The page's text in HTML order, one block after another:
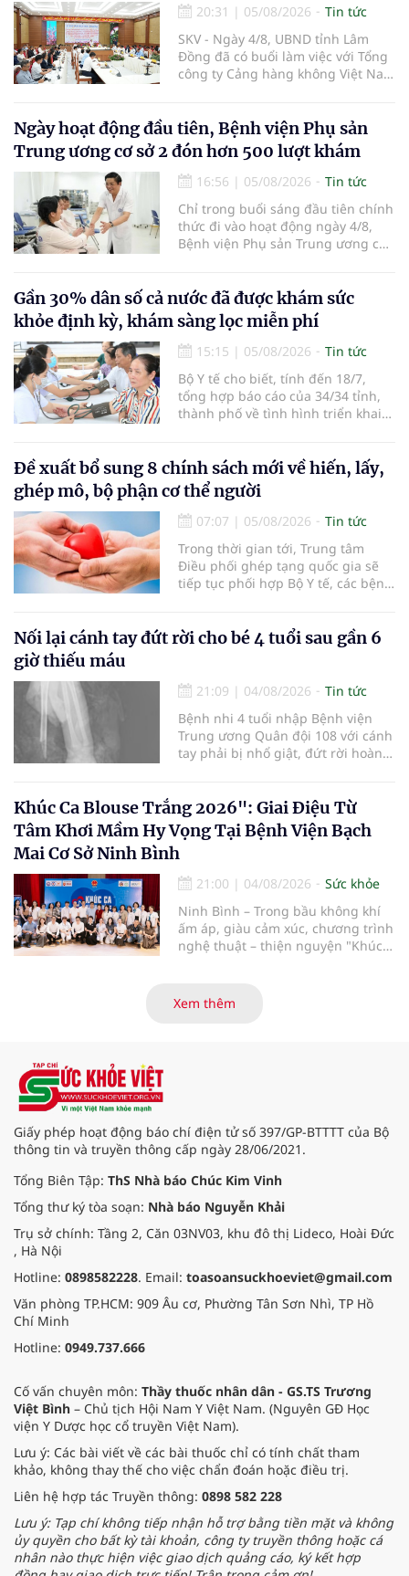
20:31 | 05/08/2026
Tin tức
SKV - Ngày 4/8, UBND tỉnh Lâm
Đồng đã có buổi làm việc với Tổng
công ty Cảng hàng không Việt Nam
tác giữa tỉnh Lâm Đồng và ACV
trong việc phục hồi hoạt động
hàng không, thúc đẩy mở mới các
đường bay nội địa và quốc tế.
Ngày hoạt động đầu tiên, Bệnh viện Phụ sản
Trung ương cơ sở 2 đón hơn 500 lượt khám
16:56 | 05/08/2026
Tin tức
Chỉ trong buổi sáng đầu tiên chính
thức đi vào hoạt động ngày 4/8,
Bệnh viện Phụ sản Trung ương cơ
em bé đầu tiên chào đời.
Gần 30% dân số cả nước đã được khám sức
khỏe định kỳ, khám sàng lọc miễn phí
15:15 | 05/08/2026
Tin tức
Bộ Y tế cho biết, tính đến 18/7,
tổng hợp báo cáo của 34/34 tỉnh,
thành phố về tình hình triển khai
nhận 32.286.360 người, chiếm gần
30% dân số cả nước đã được khám
sức khỏe định kỳ năm nay.
Đề xuất bổ sung 8 chính sách mới về hiến, lấy,
ghép mô, bộ phận cơ thể người
07:07 | 05/08/2026
Tin tức
Trong thời gian tới, Trung tâm
Điều phối ghép tạng quốc gia sẽ
tiếp tục phối hợp Bộ Y tế, các bệnh
cường truyền thông, hoàn thiện
quy trình chuyên môn và hệ thống
hiến và ghép mô tạng.
Nối lại cánh tay đứt rời cho bé 4 tuổi sau gần 6
giờ thiếu máu
21:09 | 04/08/2026
Tin tức
Bệnh nhi 4 tuổi nhập Bệnh viện
Trung ương Quân đội 108 với cánh
tay phải bị nhổ giật, đứt rời hoàn
thương nặng và thời gian thiếu
máu kéo dài, các bác sĩ đã tái lập
tuần hoàn thành công sau ca vi
phẫu kéo dài 3 giờ.
Khúc Ca Blouse Trắng 2026": Giai Điệu Từ
Tâm Khơi Mầm Hy Vọng Tại Bệnh Viện Bạch
Mai Cơ Sở Ninh Bình
21:00 | 04/08/2026
Sức khỏe
Ninh Bình – Trong bầu không khí
ấm áp, giàu cảm xúc, chương trình
nghệ thuật – thiện nguyện "Khúc
điểm dừng chân đầu tiên tại Bệnh
viện Bạch Mai cơ sở Ninh Bình.
Xem thêm
Giấy phép hoạt động báo chí điện tử số 397/GP-BTTTT của Bộ
thông tin và truyền thông cấp ngày 28/06/2021.
Tổng Biên Tập: ThS Nhà báo Chúc Kim Vinh
Tổng thư ký tòa soạn: Nhà báo Nguyễn Khải
Trụ sở chính: Tầng 2, Căn 03NV03, khu đô thị Lideco, Hoài Đức
, Hà Nội
Hotline: 0898582228. Email: toasoansuckhoeviet@gmail.com
Văn phòng TP.HCM: 909 Âu cơ, Phường Tân Sơn Nhì, TP Hồ
Chí Minh
Hotline: 0949.737.666
Cố vấn chuyên môn: Thầy thuốc nhân dân - GS.TS Trương
Việt Bình – Chủ tịch Hội Nam Y Việt Nam. (Nguyên GĐ Học
viện Y Dược học cổ truyền Việt Nam).
Lưu ý: Các bài viết về các bài thuốc chỉ có tính chất tham
khảo, không thay thế cho việc chẩn đoán hoặc điều trị.
Liên hệ hợp tác Truyền thông: 0898 582 228
Lưu ý: Tạp chí không tiếp nhận hỗ trợ bằng tiền mặt và không
ủy quyền cho bất kỳ tài khoản, công ty truyền thông hoặc cá
nhân nào thực hiện việc giao dịch quảng cáo, ký kết hợp